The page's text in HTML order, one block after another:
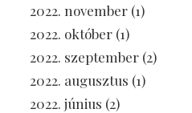
2022. november (1)
2022. október (1)
2022. szeptember (2)
2022. augusztus (1)
2022. június (2)